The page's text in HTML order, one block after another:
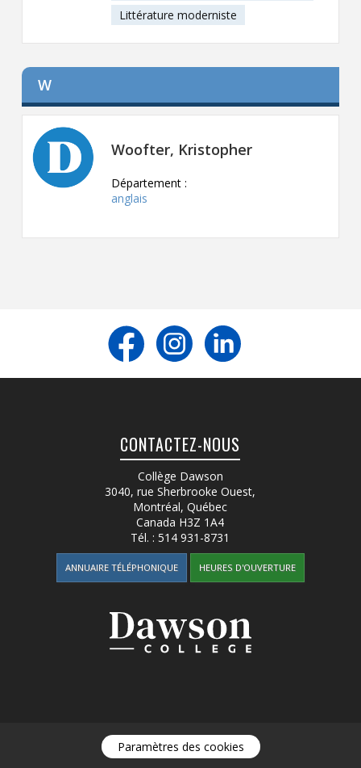
Littérature moderniste
W
Woofter, Kristopher
Département :
anglais
CONTACTEZ-NOUS
Collège Dawson
3040, rue Sherbrooke Ouest,
Montréal, Québec
Canada H3Z 1A4
Tél. :514 931-8731
ANNUAIRE TÉLÉPHONIQUE HEURES D'OUVERTURE
Paramètres des cookies